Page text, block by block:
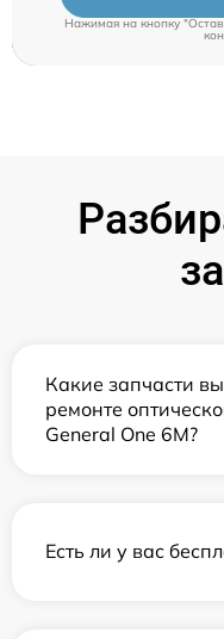
Нажимая на кнопку
Какие запчасти
ремонте
General One 6M?
Есть ли у вас